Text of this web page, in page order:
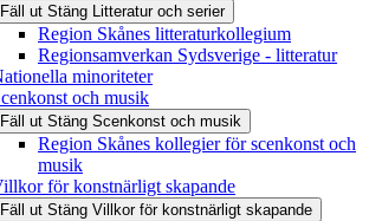
Fäll ut Stäng Litteratur och serier
Region Skånes litteraturkollegium
Regionsamverkan Sydsverige - litteratur
minoriteter
och musik
Fäll ut Stäng Scenkonst och musik
Region Skånes kollegier för scenkonst och
musik
för konstnärligt skapande
Fäll ut Stäng Villkor för konstnärligt skapande